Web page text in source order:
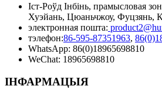
Іст-Роўд Інбінь, прамысловая
Хуэйань, Цюаньчжоу, Фуцзянь,
электронная пошта:
тэлефон:86-595-87351963,
WhatsApp: 86(0)18965698810
WeChat: 18965698810
ІНФАРМАЦЫЯ